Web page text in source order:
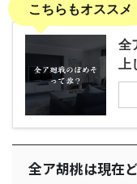
こちらもオススメ
全
上
全ア胡桃は現在